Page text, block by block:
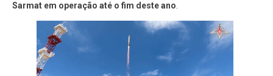
Sarmat em operação até o fim deste ano